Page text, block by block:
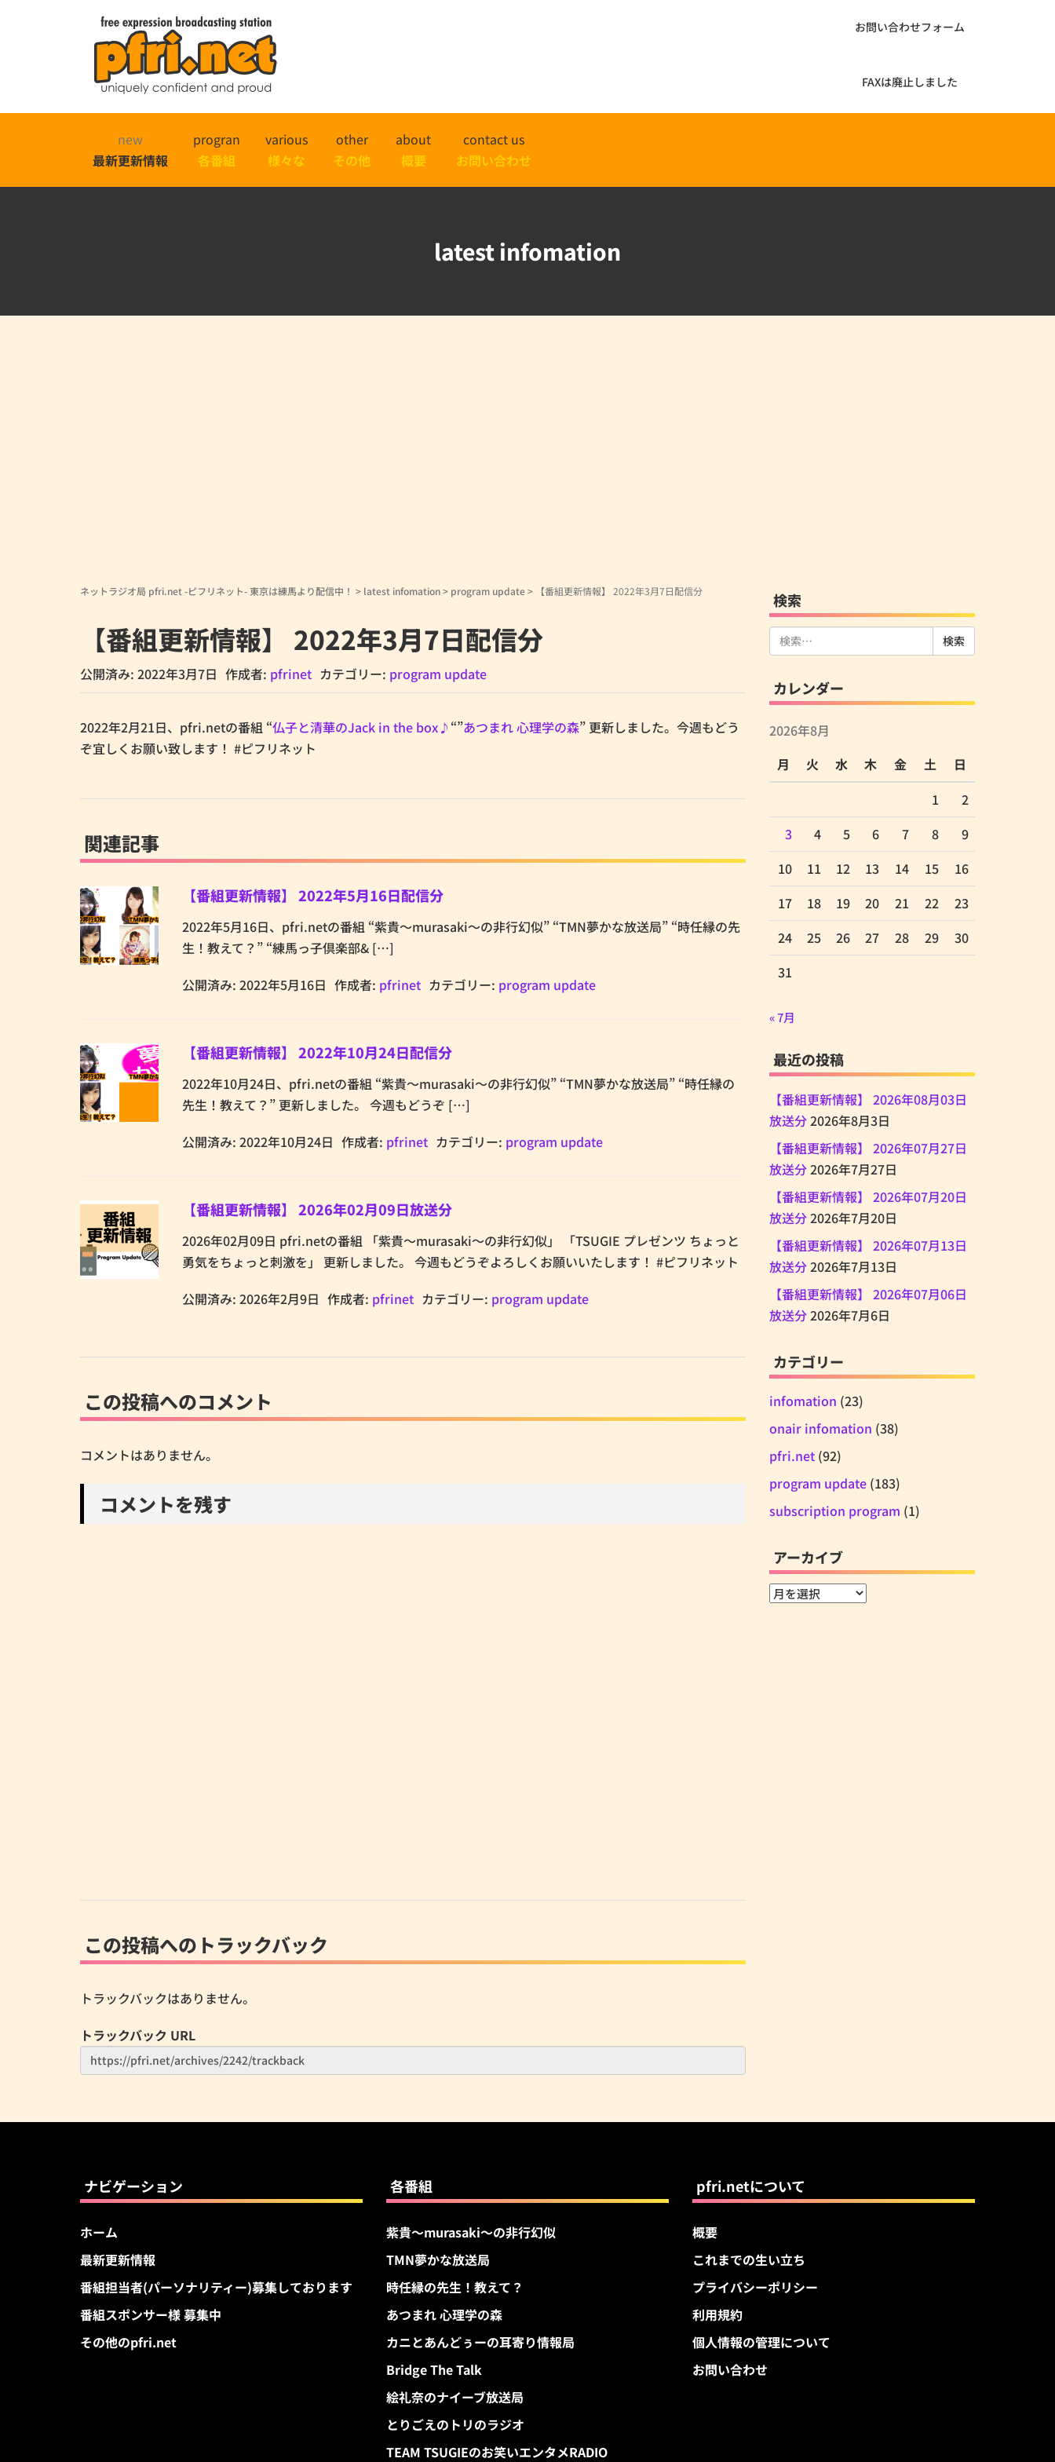
お問い合わせフォーム
FAXは廃止しました
new
最新更新情報
progran
各番組
various
様々な
other
その他
about
概要
contact us
お問い合わせ
latest infomation
ネットラジオ局 pfri.net -ピフリネット- 東京は練馬より配信中！ > latest infomation> program update> 【番組更新情報】 2022年3月7日配信分
【番組更新情報】 2022年3月7日配信分
公開済み: 2022年3月7日 作成者: pfrinet カテゴリー: program update
2022年2月21日、pfri.netの番組 “仏子と清華のJack in the box♪ “”あつまれ 心理学の森” 更新しました。今週もどう
ぞ宜しくお願い致します！ #ピフリネット
関連記事
【番組更新情報】 2022年5月16日配信分
2022年5月16日、pfri.netの番組 “紫貴～murasaki～の非行幻似” “TMN夢かな放送局” “時任縁の先
生！教えて？” “練馬っ子倶楽部& […]
公開済み: 2022年5月16日 作成者: pfrinet カテゴリー: program update
【番組更新情報】 2022年10月24日配信分
2022年10月24日、pfri.netの番組 “紫貴～murasaki～の非行幻似” “TMN夢かな放送局” “時任縁の
先生！教えて？” 更新しました。 今週もどうぞ […]
公開済み: 2022年10月24日 作成者: pfrinet カテゴリー: program update
【番組更新情報】 2026年02月09日放送分
2026年02月09日 pfri.netの番組 「紫貴～murasaki～の非行幻似」 「TSUGIE プレゼンツ ちょっと
勇気をちょっと刺激を」 更新しました。 今週もどうぞよろしくお願いいたします！ #ピフリネット
公開済み: 2026年2月9日 作成者: pfrinet カテゴリー: program update
この投稿へのコメント
コメントはありません。
コメントを残す
この投稿へのトラックバック
トラックバックはありません。
トラックバック URL
検索
検
索:
カレンダー
2026年8月
月
火 水 木 金 土
日
1
2
3
4 5 6 7 8
9
10
11 12 13 14 15
16
17
18 19 20 21 22
23
24
25 26 27 28 29
30
31
« 7月
最近の投稿
【番組更新情報】 2026年08月03日
放送分2026年8月3日
【番組更新情報】 2026年07月27日
放送分2026年7月27日
【番組更新情報】 2026年07月20日
放送分2026年7月20日
【番組更新情報】 2026年07月13日
放送分2026年7月13日
【番組更新情報】 2026年07月06日
放送分2026年7月6日
カテゴリー
infomation (23)
onair infomation (38)
pfri.net(92)
program update(183)
subscription program (1)
アーカイブ
ア
ナビゲーション
ホーム
最新更新情報
番組担当者(パーソナリティー)募集しております
番組スポンサー様 募集中
その他のpfri.net
各番組
紫貴～murasaki～の非行幻似
TMN夢かな放送局
時任縁の先生！教えて？
あつまれ 心理学の森
カニとあんどぅーの耳寄り情報局
Bridge The Talk
絵礼奈のナイーブ放送局
とりごえのトリのラジオ
TEAM TSUGIEのお笑いエンタメRADIO
pfri.netについて
概要
これまでの生い立ち
プライバシーポリシー
利用規約
個人情報の管理について
お問い合わせ